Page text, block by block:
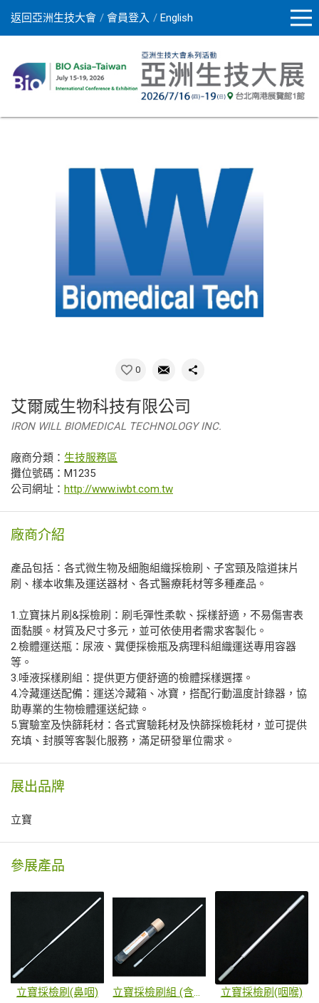
返回亞洲生技大會 會員登入 English
0
艾爾威生物科技有限公司
IRON WILL BIOMEDICAL TECHNOLOGY INC.
廠商分類： 生技服務區
攤位號碼：M1235
公司網址： http://www.iwbt.com.tw
廠商介紹
產品包括：各式微生物及細胞組織採檢刷、子宮頸及陰道抹片
刷、樣本收集及運送器材、各式醫療耗材等多種產品。
1.立寶抹片刷&採檢刷：刷毛彈性柔軟、採樣舒適，不易傷害表
面黏膜。材質及尺寸多元，並可依使用者需求客製化。
2.檢體運送瓶：尿液、糞便採檢瓶及病理科組織運送專用容器
等。
3.唾液採樣刷組：提供更方便舒適的檢體採樣選擇。
4.冷藏運送配備：運送冷藏箱、冰寶，搭配行動溫度計錄器，協
助專業的生物檢體運送紀錄。
5.實驗室及快篩耗材：各式實驗耗材及快篩採檢耗材，並可提供
充填、封膜等客製化服務，滿足研發單位需求。
展出品牌
立寶
參展產品
立寶採檢刷(鼻咽) 立寶採檢刷組 (含VUTM Buffer) 立寶採檢刷(咽喉)